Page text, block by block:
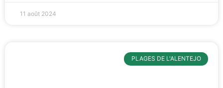
11 août 2024
PLAGES DE L'ALENTEJO